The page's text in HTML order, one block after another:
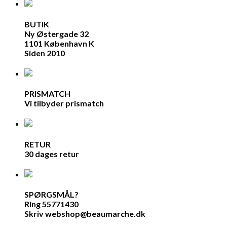
BUTIK
Ny Østergade 32
1101 København K
Siden 2010
PRISMATCH
Vi tilbyder prismatch
RETUR
30 dages retur
SPØRGSMÅL?
Ring 55771430
Skriv webshop@beaumarche.dk